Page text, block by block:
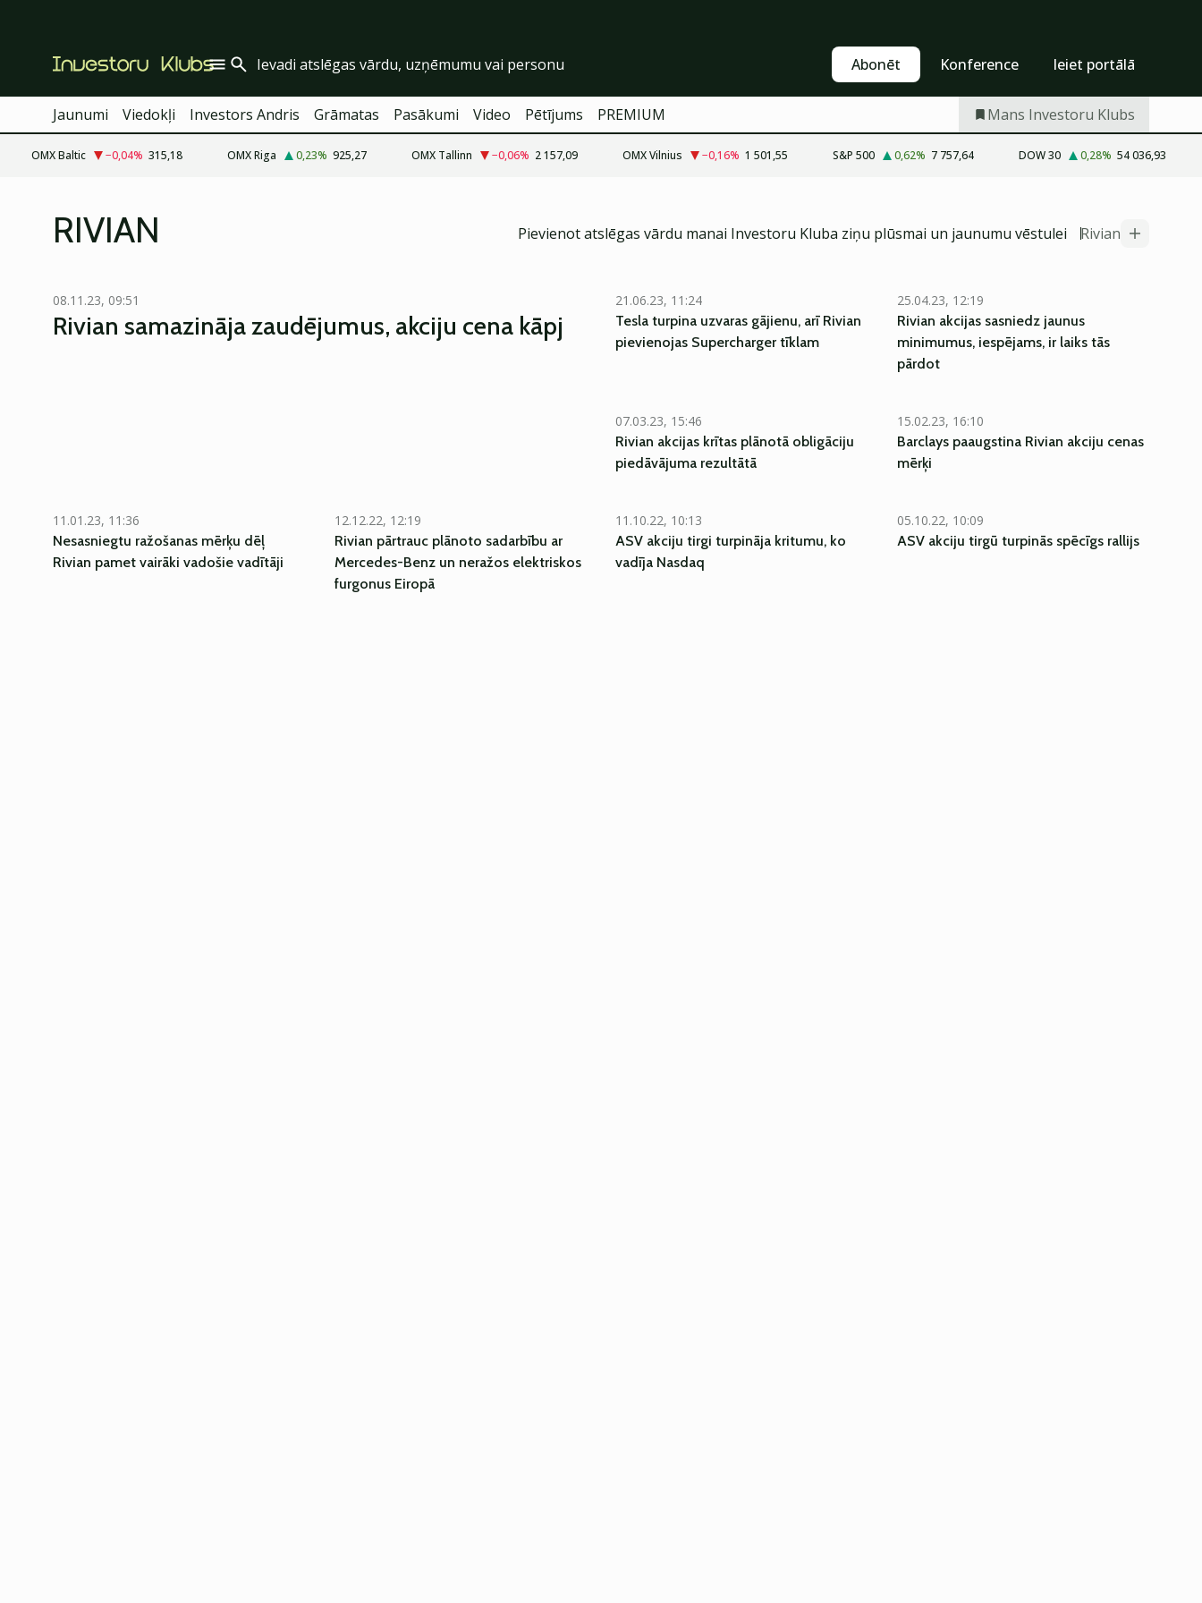
Abonēt Konference Ieiet portālā
Jaunumi Viedokļi Investors Andris Grāmatas Pasākumi Video Pētījums PREMIUM Mans Investoru Klubs
OMX Baltic −0,04% 315,18 OMX Riga 0,23% 925,27 OMX Tallinn −0,06% 2 157,09 OMX Vilnius −0,16% 1 501,55 S&P 500 0,62% 7 757,64 DOW 30 0,28% 54 036,93
RIVIAN Pievienot atslēgas vārdu manai Investoru Kluba ziņu plūsmai un jaunumu vēstulei Rivian
08.11.23, 09:51
Rivian samazināja zaudējumus, akciju cena kāpj
21.06.23, 11:24
Tesla turpina uzvaras gājienu, arī Rivian
pievienojas Supercharger tīklam
25.04.23, 12:19
Rivian akcijas sasniedz jaunus
minimumus, iespējams, ir laiks tās
pārdot
07.03.23, 15:46
Rivian akcijas krītas plānotā obligāciju
piedāvājuma rezultātā
15.02.23, 16:10
Barclays paaugstina Rivian akciju cenas
mērķi
11.01.23, 11:36
Nesasniegtu ražošanas mērķu dēļ
Rivian pamet vairāki vadošie vadītāji
12.12.22, 12:19
Rivian pārtrauc plānoto sadarbību ar
Mercedes-Benz un neražos elektriskos
furgonus Eiropā
11.10.22, 10:13
ASV akciju tirgi turpināja kritumu, ko
vadīja Nasdaq
05.10.22, 10:09
ASV akciju tirgū turpinās spēcīgs rallijs